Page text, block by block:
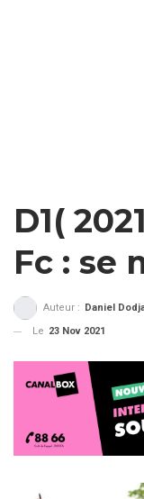
D1(
Fc : se
Auteur :
Daniel
Le 23 Nov 2021